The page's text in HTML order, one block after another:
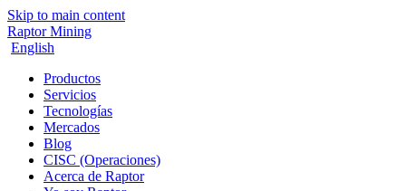
Skip to main content
Raptor Mining
English
Productos
Servicios
Tecnologías
Mercados
Blog
CISC (Operaciones)
Acerca de Raptor